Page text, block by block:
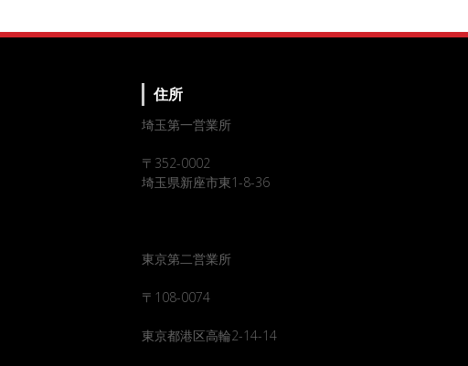
住所
埼玉第一営業所
〒352-0002
埼玉県新座市東1-8-36
東京第二営業所
〒108-0074
東京都港区高輪2-14-14